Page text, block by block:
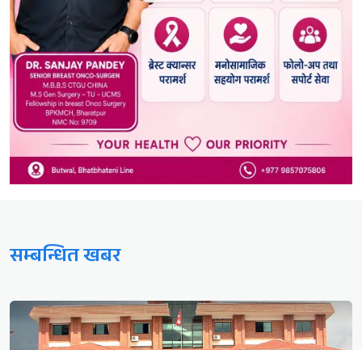
सम्बन्धित खबर